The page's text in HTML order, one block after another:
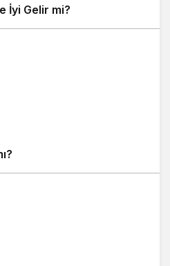
İyi Gelir mi?